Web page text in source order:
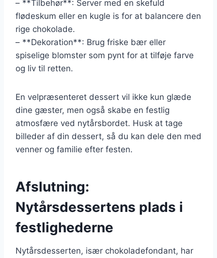
– **Tilbehør**: Server med en skefuld
flødeskum eller en kugle is for at balancere den
rige chokolade.
– **Dekoration**: Brug friske bær eller
spiselige blomster som pynt for at tilføje farve
og liv til retten.
En velpræsenteret dessert vil ikke kun glæde
dine gæster, men også skabe en festlig
atmosfære ved nytårsbordet. Husk at tage
billeder af din dessert, så du kan dele den med
venner og familie efter festen.
Afslutning:
Nytårsdessertens plads i
festlighederne
Nytårsdesserten, især chokoladefondant, har